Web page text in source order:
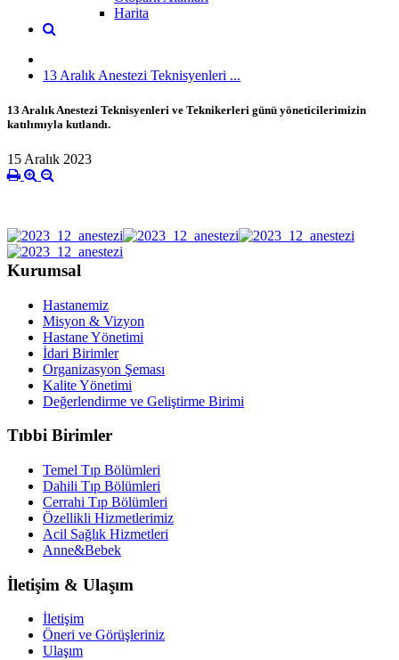
Harita
13 Aralık Anestezi Teknisyenleri ...
13 Aralık Anestezi Teknisyenleri ve Teknikerleri günü yöneticilerimizin
katılımıyla kutlandı.
15 Aralık 2023
Kurumsal
Hastanemiz
Misyon & Vizyon
Hastane Yönetimi
İdari Birimler
Organizasyon Şeması
Kalite Yönetimi
Değerlendirme ve Geliştirme Birimi
Tıbbi Birimler
Temel Tıp Bölümleri
Dahili Tıp Bölümleri
Cerrahi Tıp Bölümleri
Özellikli Hizmetlerimiz
Acil Sağlık Hizmetleri
Anne&Bebek
İletişim & Ulaşım
İletişim
Öneri ve Görüşleriniz
Ulaşım